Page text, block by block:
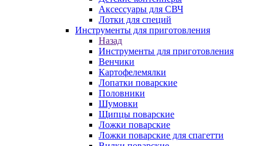
Аксессуары для СВЧ
Лотки для специй
Инструменты для приготовления
Назад
Инструменты для приготовления
Венчики
Картофелемялки
Лопатки поварские
Половники
Шумовки
Щипцы поварские
Ложки поварские
Ложки поварские для спагетти